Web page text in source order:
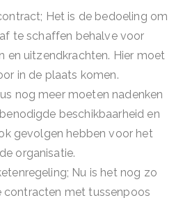
Het is de bedoeling om
te schaffen behalve voor
en uitzendkrachten. Hier moet
in de plaats komen.
nog meer moeten nadenken
beschikbaarheid en
gevolgen hebben voor het
organisatie.
Nu is het nog zo
contracten met tussenpoos